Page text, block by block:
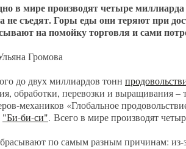
в мире производят четыре
не съедят. Горы еды они теряют при
на помойку торговля и сами
Громова
до двух миллиардов тонн
обработки, перевозки и выращивания –
механиков «Глобальное
"Би-би-си". Всего в мире производят
по самым разным причинам: из-